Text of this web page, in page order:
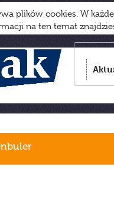
plików cookies. W
na ten temat